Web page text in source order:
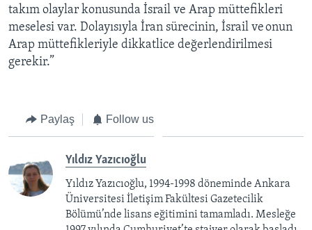
takım olaylar konusunda İsrail ve Arap müttefikleri
meselesi var. Dolayısıyla İran sürecinin, İsrail ve onun
Arap müttefikleriyle dikkatlice değerlendirilmesi
gerekir.”
Paylaş Follow us
Yıldız Yazıcıoğlu
Yıldız Yazıcıoğlu, 1994-1998 döneminde Ankara
Üniversitesi İletişim Fakültesi Gazetecilik
Bölümü’nde lisans eğitimini tamamladı. Mesleğe